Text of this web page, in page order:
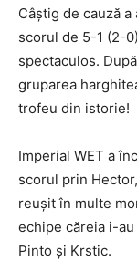
Câștig de cauză
scorul de 5-1 (2-
spectaculos.
gruparea
trofeu din istorie!
Imperial WET a
scorul prin
reușit în multe
echipe căreia i-
Pinto și Krstic.